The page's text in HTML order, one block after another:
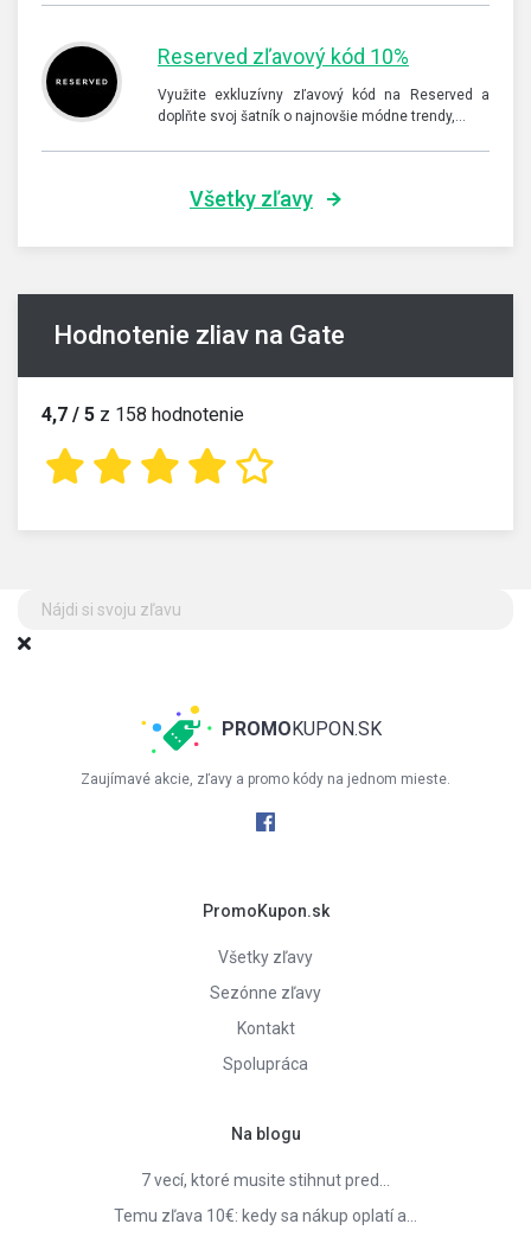
Reserved zľavový kód 10%
Využite exkluzívny zľavový kód na Reserved a
doplňte svoj šatník o najnovšie módne trendy,…
Všetky zľavy
Hodnotenie zliav na Gate
4,7 / 5 z 158 hodnotenie
PROMO KUPON.SK
Zaujímavé akcie, zľavy a promo kódy na jednom mieste.
PromoKupon.sk
Všetky zľavy
Sezónne zľavy
Kontakt
Spolupráca
Na blogu
7 vecí, ktoré musite stihnut pred…
Temu zľava 10€: kedy sa nákup oplatí a…